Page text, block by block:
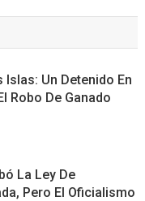
Islas: Un Detenido En
Robo De Ganado
La Ley De
Pero El Oficialismo